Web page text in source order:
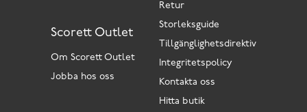
Retur
Storleksguide
Tillgänglighetsdirektiv
Integritetspolicy
Kontakta oss
Hitta butik
Scorett Outlet
Om Scorett Outlet
Jobba hos oss